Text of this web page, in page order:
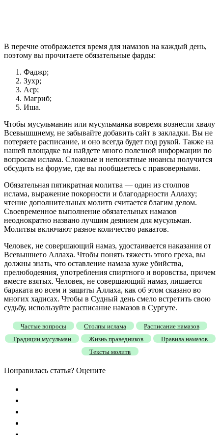
В перечне отображается время для намазов на каждый день,
поэтому вы прочитаете обязательные фарды:
Фаджр;
Зухр;
Аср;
Магриб;
Иша.
Чтобы мусульманин или мусульманка вовремя вознесли хвалу
Всевышшнему, не забывайте добавить сайт в закладки. Вы не
потеряете расписание, и оно всегда будет под рукой. Также на
нашей площадке вы найдете много полезной информации по
вопросам ислама. Сложные и непонятные нюансы получится
обсудить на форуме, где вы пообщаетесь с правоверными.
Обязательная пятикратная молитва — один из столпов
ислама, выражение покорности и благодарности Аллаху;
чтение дополнительных молитв считается благим делом.
Своевременное выполнение обязательных намазов
неоднократно названо лучшим деянием для мусульман.
Молитвы включают разное количество ракаатов.
Человек, не совершающий намаз, удостаивается наказания от
Всевышнего Аллаха. Чтобы понять тяжесть этого греха, вы
должны знать, что оставление намаза хуже убийства,
прелюбодеяния, употребления спиртного и воровства, причем
вместе взятых. Человек, не совершающий намаз, лишается
бараката во всем и защиты Аллаха, как об этом сказано во
многих хадисах. Чтобы в Судный день смело встретить свою
судьбу, используйте расписание намазов в Сургуте.
Частые вопросы Столпы ислама
Расписание намазов
Традиции мусульман
Жизнь праведников
Правила намазов
Тексты молитв
Понравилась статья? Оцените